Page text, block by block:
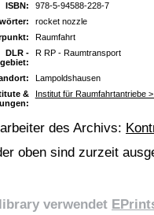
ISBN:
978-5-94588-228-7
rocket nozzle
Raumfahrt
DLR -
R RP - Raumtransport
Lampoldshausen
&
Institut für Raumfahrtantriebe
des Archivs:
oben sind zurzeit
verwendet